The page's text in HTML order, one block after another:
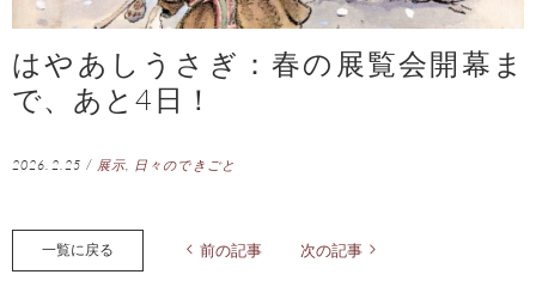
はやあしうさぎ：春の展覧会開幕ま
で、あと4日！
2026.2.25 / 展示, 日々のできごと
一覧に戻る 前の記事 次の記事